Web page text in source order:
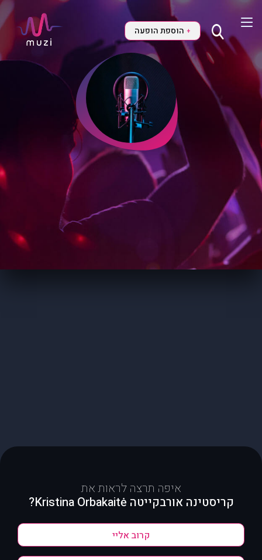
+ הוספת הופעה
איפה תרצה לראות את
קריסטינה אורבקייטה Kristina Orbakaitė?